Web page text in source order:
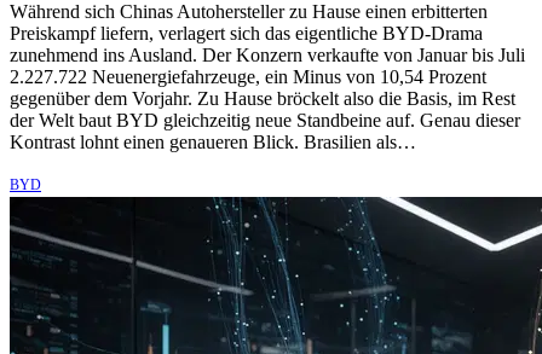
Während sich Chinas Autohersteller zu Hause einen erbitterten
Preiskampf liefern, verlagert sich das eigentliche BYD-Drama
zunehmend ins Ausland. Der Konzern verkaufte von Januar bis Juli
2.227.722 Neuenergiefahrzeuge, ein Minus von 10,54 Prozent
gegenüber dem Vorjahr. Zu Hause bröckelt also die Basis, im Rest
der Welt baut BYD gleichzeitig neue Standbeine auf. Genau dieser
Kontrast lohnt einen genaueren Blick. Brasilien als…
BYD